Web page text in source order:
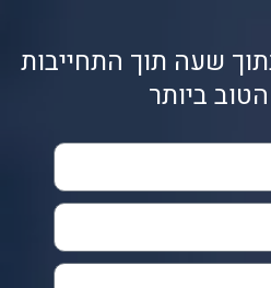
שעה תוך התחייבות
ביותר